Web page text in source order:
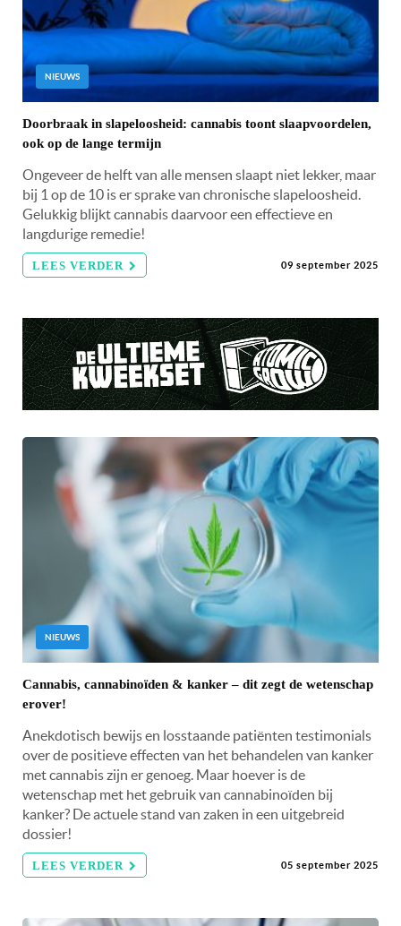
NIEUWS
Doorbraak in slapeloosheid: cannabis toont slaapvoordelen,
ook op de lange termijn
Ongeveer de helft van alle mensen slaapt niet lekker, maar
bij 1 op de 10 is er sprake van chronische slapeloosheid.
Gelukkig blijkt cannabis daarvoor een effectieve en
langdurige remedie!
LEES VERDER 09 september 2025
NIEUWS
Cannabis, cannabinoïden & kanker – dit zegt de wetenschap
erover!
Anekdotisch bewijs en losstaande patiënten testimonials
over de positieve effecten van het behandelen van kanker
met cannabis zijn er genoeg. Maar hoever is de
wetenschap met het gebruik van cannabinoïden bij
kanker? De actuele stand van zaken in een uitgebreid
dossier!
LEES VERDER 05 september 2025